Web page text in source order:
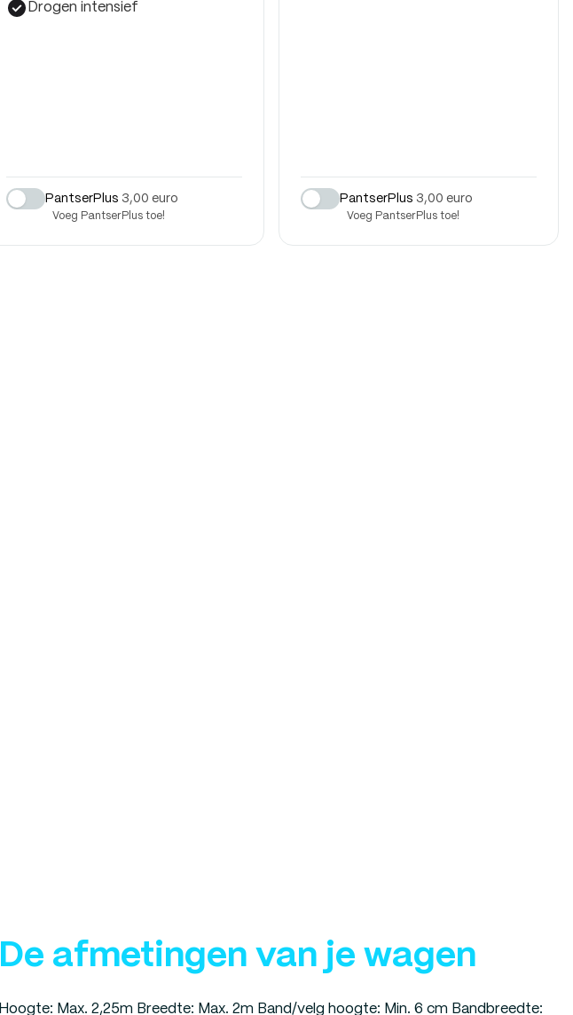
Drogen intensief
PantserPlus 3,00 euro
Voeg PantserPlus toe!
PantserPlus 3,00 euro
Voeg PantserPlus toe!
De afmetingen van je wagen
Hoogte: Max. 2,25m Breedte: Max. 2m Band/velg hoogte: Min. 6 cm Bandbreedte: